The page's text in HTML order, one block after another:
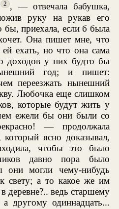
2 , — отвечала бабушка,
руку на рукав его
приехала, если б была
Она пишет мне, что
ей ехать, но что она сама
доходов у них будто бы
год; и пишет:
переезжать нынешний
Любочка еще слишком
которые будут жить у
ежели бы они были со
— продолжала
ясно доказывал,
чтобы это было
давно пора было
они могли чему-нибудь
свету; а то какое же им
деревне?.. ведь старшему
а другому одиннадцать...